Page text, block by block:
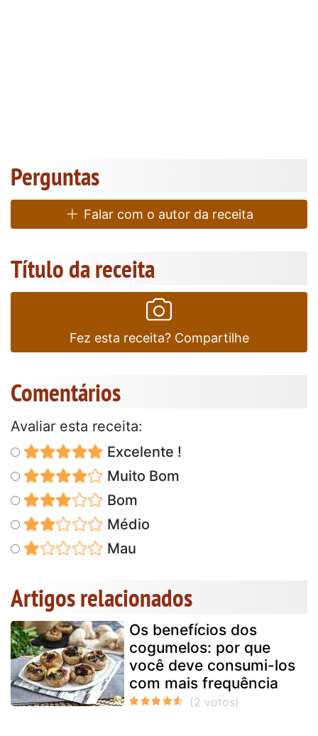
Perguntas
Falar com o autor da receita
Título da receita
Fez esta receita? Compartilhe
Comentários
Avaliar esta receita:
Excelente !
Muito Bom
Bom
Médio
Mau
Artigos relacionados
Os benefícios dos
cogumelos: por que
você deve consumi-los
com mais frequência